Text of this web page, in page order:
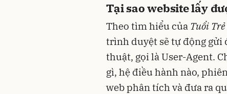
Tại sao website lấy
Theo tìm hiểu của Tuổi
trình duyệt sẽ tự động gửi
thuật, gọi là User-Agent.
gì, hệ điều hành nào,
web phân tích và đưa ra